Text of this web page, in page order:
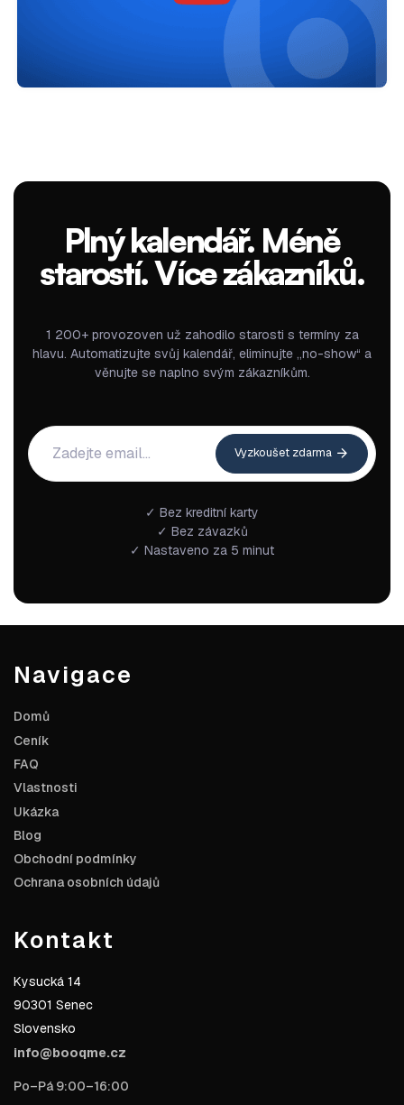
Plný kalendář. Méně
starostí. Více zákazníků.
1 200+ provozoven už zahodilo starosti s termíny za
hlavu. Automatizujte svůj kalendář, eliminujte „no-show“ a
věnujte se naplno svým zákazníkům.
Vyzkoušet zdarma
✓ Bez kreditní karty
✓ Bez závazků
✓ Nastaveno za 5 minut
Navigace
Domů
Ceník
FAQ
Vlastnosti
Ukázka
Blog
Obchodní podmínky
Ochrana osobních údajů
Kontakt
Kysucká 14
90301 Senec
Slovensko
info@booqme.cz
Po–Pá 9:00–16:00